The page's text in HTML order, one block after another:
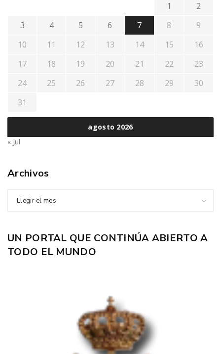
agosto 2026
1
2
3
4 5 6 7 8
9
10
11 12 13 14 15
16
17
18 19 20 21 22
23
24
25 26 27 28 29
30
31
« Jul
Archivos
Elegir el mes
UN PORTAL QUE CONTINÚA ABIERTO A
TODO EL MUNDO